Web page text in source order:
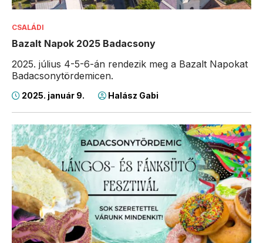
CSALÁDI
Bazalt Napok 2025 Badacsony
2025. július 4-5-6-án rendezik meg a Bazalt Napokat
Badacsonytördemicen.
2025. január 9. Halász Gabi